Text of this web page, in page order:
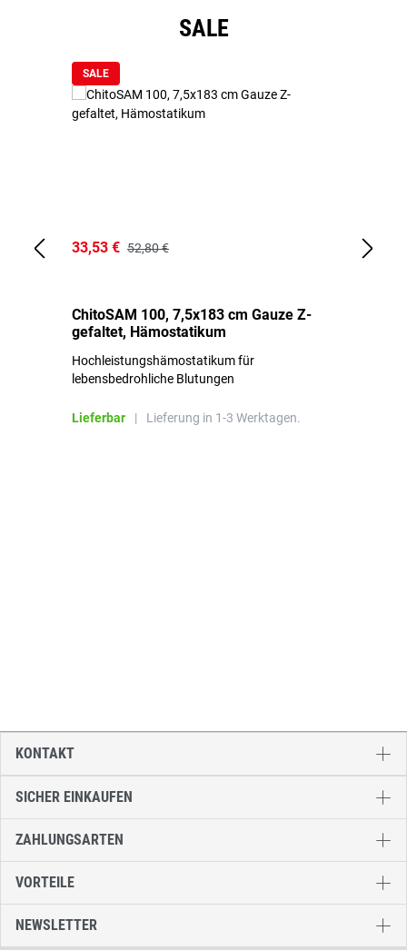
SALE
SALE
33,53 € 52,80 €
ChitoSAM 100, 7,5x183 cm Gauze Z-
gefaltet, Hämostatikum
Hochleistungshämostatikum für
lebensbedrohliche Blutungen
Lieferbar | Lieferung in 1-3 Werktagen.
SICHER EINKAUFEN
ZAHLUNGSARTEN
VORTEILE
NEWSLETTER
KONTAKT